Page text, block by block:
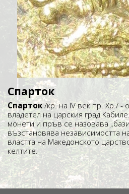
Спарток
Спарток/кр. на IV век пр. Хр./ -
владетел на царския град
монети и пръв се назовава
възстановява независимостта
властта на Македонското
келтите.